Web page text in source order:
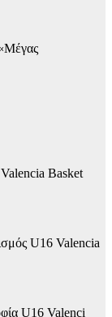
Basket
U16 Valencia
U16 Valenci